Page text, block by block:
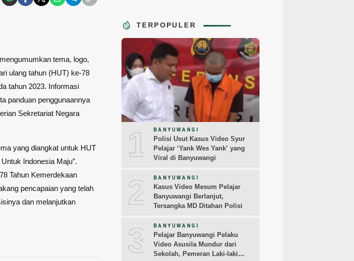
tema, logo,
ulang tahun (HUT) ke-78
tahun 2023. Informasi
panduan penggunaannya
Sekretariat Negara
yang diangkat untuk HUT
Indonesia Maju”.
Tahun Kemerdekaan
pencapaian yang telah
dan melanjutkan
TERPOPULER
1 BANYUWANGI
Polisi Usut Kasus Video Syur
Pelajar ‘Yank Wes Yank’ yang
Viral di Banyuwangi
2 BANYUWANGI
Kasus Video Mesum Pelajar
Banyuwangi Berlanjut,
Tersangka MD Ditahan Polisi
3 BANYUWANGI
Pelajar Banyuwangi Pelaku
Video Asusila Mundur dari
Sekolah, Pemeran Laki-laki